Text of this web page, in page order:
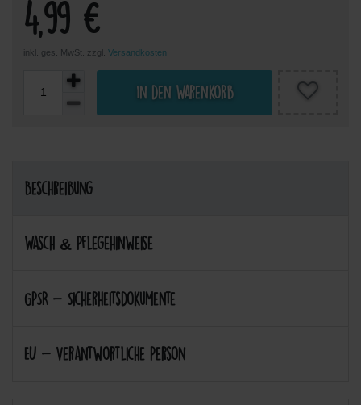
4,99 €
inkl. ges. MwSt. zzgl. Versandkosten
In den Warenkorb
Beschreibung
Wasch & Pflegehinweise
GPSR - Sicherheitsdokumente
EU - Verantwortliche Person